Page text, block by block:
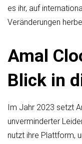
es ihr, auf
Veränderungen
Amal
Blick in
Im Jahr 2023 setzt
unverminderter
nutzt ihre Plattform,